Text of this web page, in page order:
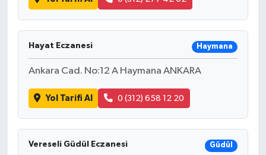
Hayat Eczanesi Haymana
Ankara Cad. No:12 A Haymana ANKARA
Yol Tarifi Al 0 (312) 658 12 20
Vereseli Güdül Eczanesi Güdül